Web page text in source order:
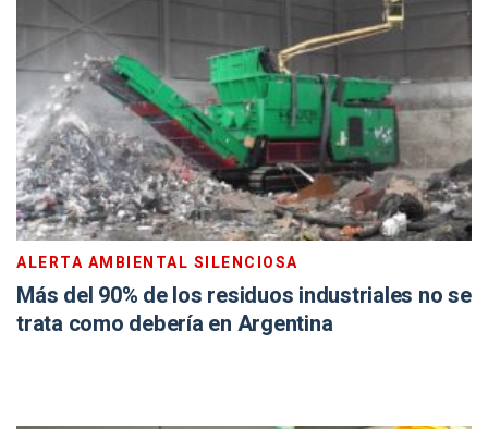
ALERTA AMBIENTAL SILENCIOSA
Más del 90% de los residuos industriales no se
trata como debería en Argentina